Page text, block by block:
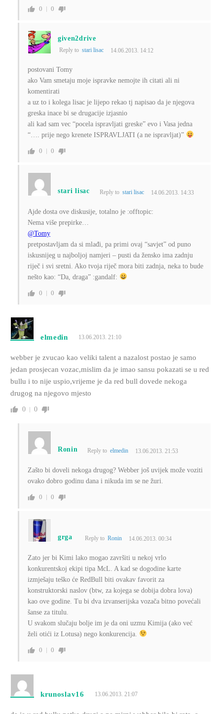
0 0
given2drive
Reply to stari lisac 14.06.2013. 14:12
postovani Tomy
ako Vam smetaju moje ispravke nemojte ih citati ali ni
komentirati
a uz to i kolega lisac je lijepo rekao tj napisao da je njegova
greska inace bi se drugacije izjasnio
ali kad sam vec “pocela ispravljati greske” evo i Vasa jedna
“…. prije nego krenete ISPRAVLJATI (a ne ispravljat)”
0 0
stari lisac Reply to stari lisac 14.06.2013. 14:33
Ajde dosta ove diskusije, totalno je :offtopic:
Nema više prepirke…
@Tomy
pretpostavljam da si mlađi, pa primi ovaj “savjet” od puno
iskusnijeg u najboljoj namjeri – pusti da žensko ima zadnju
riječ i svi sretni. Ako tvoja riječ mora biti zadnja, neka to bude
nešto kao: “Da, draga” :gandalf:
0 0
elmedin 13.06.2013. 21:10
webber je zvucao kao veliki talent a nazalost postao je samo
jedan prosjecan vozac,mislim da je imao sansu pokazati se u red
bullu i to nije uspio,vrijeme je da red bull dovede nekoga
drugog na njegovo mjesto
0 0
Ronin Reply toelmedin 13.06.2013. 21:53
Zašto bi doveli nekoga drugog? Webber još uvijek može voziti
ovako dobro godinu dana i nikuda im se ne žuri.
0 0
grga Reply to Ronin 14.06.2013. 00:34
Zato jer bi Kimi lako mogao završiti u nekoj vrlo
konkurentskoj ekipi tipa McL. A kad se dogodine karte
izmješaju teško će RedBull biti ovakav favorit za
konstruktorski naslov (btw, za kojega se dobija dobra lova)
kao ove godine. Tu bi dva izvanserijska vozača bitno povećali
šanse za titulu.
U svakom slučaju bolje im je da oni uzmu Kimija (ako već
želi otići iz Lotusa) nego konkurencija.
0 0
krunoslav16 13.06.2013. 21:07